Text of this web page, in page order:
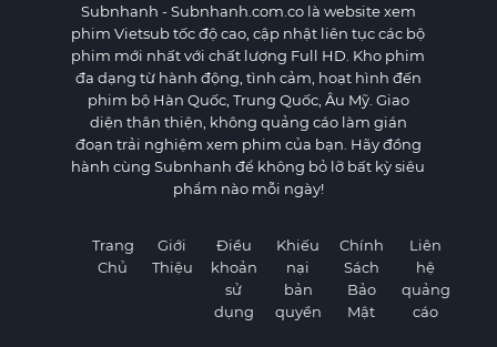
Subnhanh - Subnhanh.com.co là website xem
phim Vietsub tốc độ cao, cập nhật liên tục các bộ
phim mới nhất với chất lượng Full HD. Kho phim
đa dạng từ hành động, tình cảm, hoạt hình đến
phim bộ Hàn Quốc, Trung Quốc, Âu Mỹ. Giao
diện thân thiện, không quảng cáo làm gián
đoạn trải nghiệm xem phim của bạn. Hãy đồng
hành cùng Subnhanh để không bỏ lỡ bất kỳ siêu
phẩm nào mỗi ngày!
Trang
Chủ
Giới
Thiệu
Điều
khoản
sử
dụng
Khiếu
nại
bản
quyền
Chính
Sách
Bảo
Mật
Liên
hệ
quảng
cáo